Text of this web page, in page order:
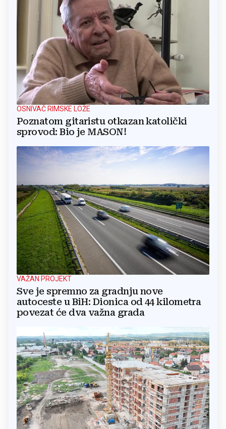
OSNIVAČ RIMSKE LOŽE
Poznatom gitaristu otkazan katolički
sprovod: Bio je MASON!
VAŽAN PROJEKT
Sve je spremno za gradnju nove
autoceste u BiH: Dionica od 44 kilometra
povezat će dva važna grada